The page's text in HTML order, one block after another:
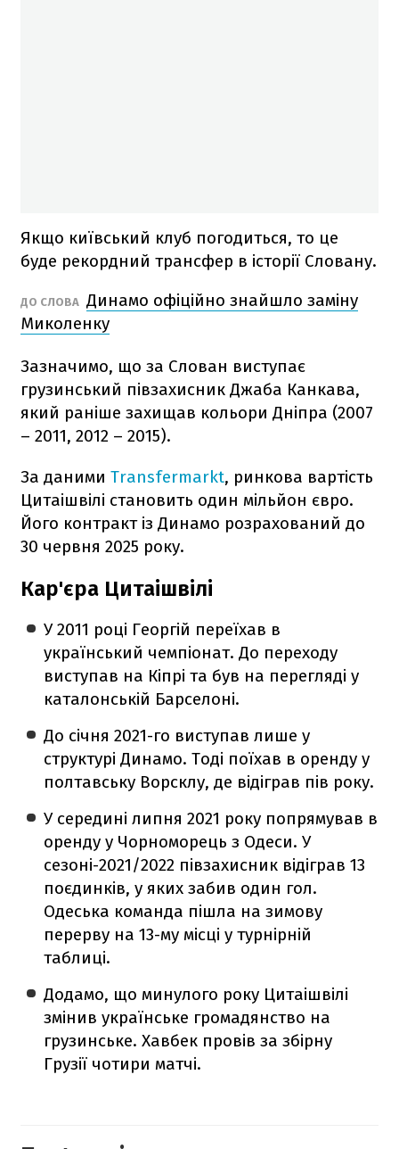
Якщо київський клуб погодиться, то це
буде рекордний трансфер в історії Словану.
ДО СЛОВА Динамо офіційно знайшло заміну
Миколенку
Зазначимо, що за Слован виступає
грузинський півзахисник Джаба Канкава,
який раніше захищав кольори Дніпра (2007
– 2011, 2012 – 2015).
За даними Transfermarkt, ринкова вартість
Цитаішвілі становить один мільйон євро.
Його контракт із Динамо розрахований до
30 червня 2025 року.
Кар'єра Цитаішвілі
У 2011 році Георгій переїхав в
український чемпіонат. До переходу
виступав на Кіпрі та був на перегляді у
каталонській Барселоні.
До січня 2021-го виступав лише у
структурі Динамо. Тоді поїхав в оренду у
полтавську Ворсклу, де відіграв пів року.
У середині липня 2021 року попрямував в
оренду у Чорноморець з Одеси. У
сезоні-2021/2022 півзахисник відіграв 13
поєдинків, у яких забив один гол.
Одеська команда пішла на зимову
перерву на 13-му місці у турнірній
таблиці.
Додамо, що минулого року Цитаішвілі
змінив українське громадянство на
грузинське. Хавбек провів за збірну
Грузії чотири матчі.